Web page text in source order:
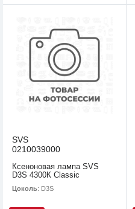
SVS
0210039000
Ксеноновая лампа SVS
D3S 4300К Classic
Цоколь: D3S